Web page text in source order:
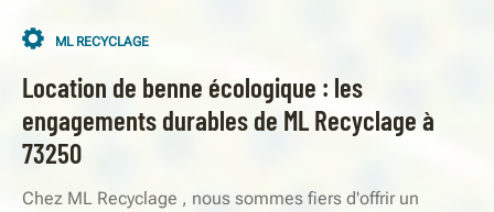
ML RECYCLAGE
Location de benne écologique : les
engagements durables de ML Recyclage à
73250
Chez ML Recyclage , nous sommes fiers d'offrir un